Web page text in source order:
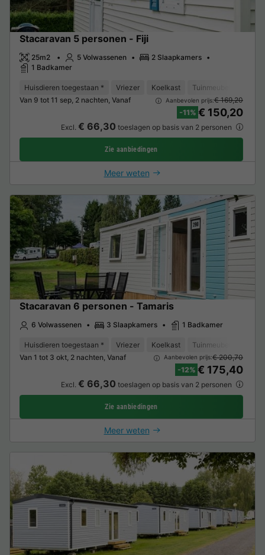
Stacaravan 5 personen - Fiji
25m2 5 Volwassenen
2 Slaapkamers
1 Badkamer
Huisdieren toegestaan * Vriezer Koelkast Tuinmeubelen
Van 9 tot 11 sep, 2 nachten, Vanaf
Aanbevolen prijs:€ 169,20
-11% € 150,20
Excl. € 66,30 toeslagen op basis van 2 personen
Zie aanbiedingen
Meer weten
Stacaravan 6 personen - Tamaris
6 Volwassenen 3 Slaapkamers 1 Badkamer
Huisdieren toegestaan * Vriezer Koelkast Tuinmeubelen
Van 1 tot 3 okt, 2 nachten, Vanaf
Aanbevolen prijs:€ 200,70
-12% € 175,40
Excl. € 66,30 toeslagen op basis van 2 personen
Zie aanbiedingen
Meer weten